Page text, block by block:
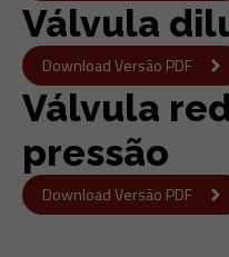
Válvula
Download Versão PDF
Válvula
pressão
Download Versão PDF